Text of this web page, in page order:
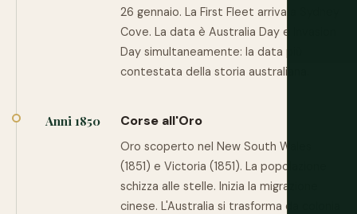
26 gennaio. La First Fleet arriva a Sydney
Cove. La data è Australia Day e Invasion
Day simultaneamente: la data più
contestata della storia australiana.
Anni 1850 Corse all'Oro
Oro scoperto nel New South Wales
(1851) e Victoria (1851). La popolazione
schizza alle stelle. Inizia la migrazione
cinese. L'Australia si trasforma da colonia